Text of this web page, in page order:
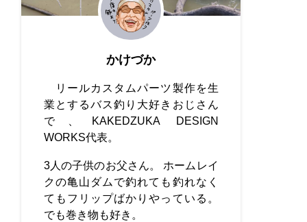
かけづか
リールカスタムパーツ製作を生
業とするバス釣り大好きおじさん
で、KAKEDZUKA DESIGN
WORKS代表。
3人の子供のお父さん。 ホームレイ
クの亀山ダムで釣れても釣れなく
てもフリップばかりやっている。
でも巻き物も好き。